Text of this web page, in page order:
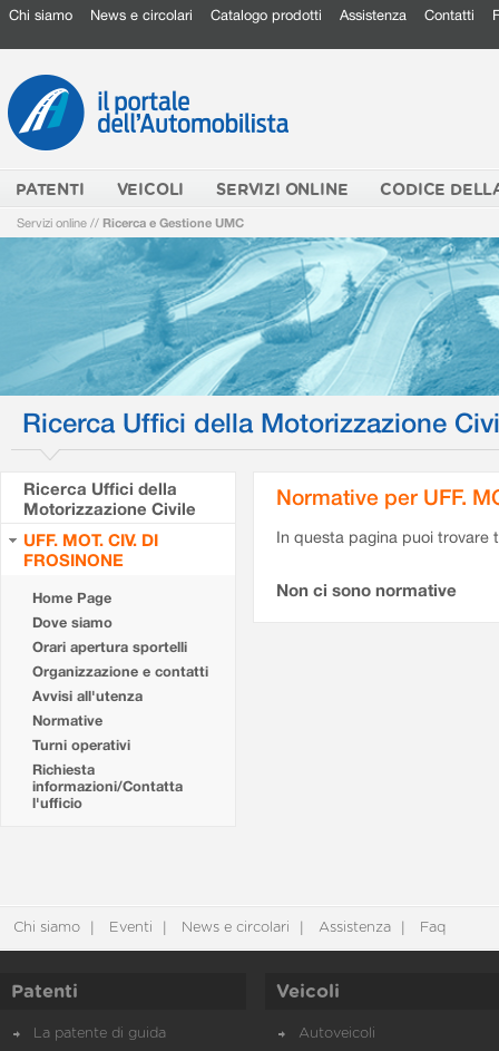
Chi siamo News e circolari Catalogo prodotti Assistenza Contatti
PATENTI VEICOLI SERVIZI ONLINE CODICE
Servizi online // Ricerca e Gestione UMC
Ricerca Uffici della Motorizzazione
Ricerca Uffici della
Motorizzazione Civile
UFF. MOT. CIV. DI
FROSINONE
Home Page
Dove siamo
Orari apertura sportelli
Organizzazione e contatti
Avvisi all'utenza
Normative
Turni operativi
Richiesta
informazioni/Contatta
l'ufficio
Normative per UFF.
In questa pagina puoi
Non ci sono normative
Chi siamo Eventi News e circolari Assistenza Faq
Patenti
La patente di guida
Veicoli
Autoveicoli